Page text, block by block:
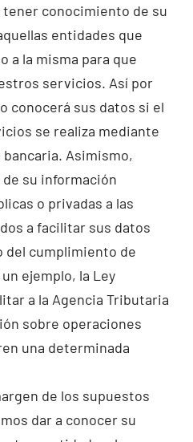
tener conocimiento de su
entidades que
a la misma para que
servicios. Así por
conocerá sus datos si el
se realiza mediante
Asimismo,
su información
o privadas a las
a facilitar sus datos
del cumplimiento de
ejemplo, la Ley
a la Agencia Tributaria
sobre operaciones
una determinada
de los supuestos
dar a conocer su